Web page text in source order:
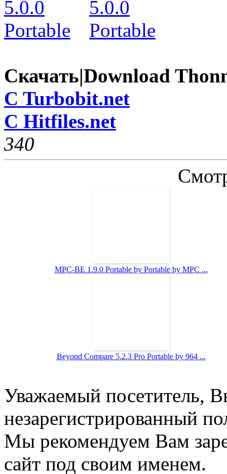
Скачать|Download
C Turbobit.net
C Hitfiles.net
340
MPC-BE 1.9.0 Portable by Portable by MPC ...
Beyond Compare 5.2.3 Pro Portable by 964 ...
Уважаемый посетитель,
незарегистрированный
Мы рекомендуем Вам
сайт под своим именем.